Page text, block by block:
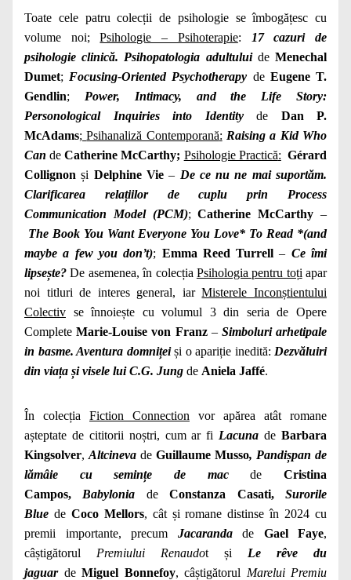
Toate cele patru colecții de psihologie se îmbogățesc cu
volume noi;Psihologie – Psihoterapie:
17 cazuri de
psihologie clinică. Psihopatologia adultuluideMenechal
Dumet; Focusing-Oriented Psychotherapy de Eugene T.
Gendlin; Power, Intimacy, and the Life Story:
Personological Inquiries into Identity de Dan P.
McAdams; Psihanaliză Contemporană: Raising a Kid Who
CandeCatherine McCarthy; Psihologie Practică: Gérard
Collignon și Delphine Vie– De ce nu ne mai suportăm.
Clarificarea relațiilor de cuplu prin Process
Communication Model (PCM);Catherine McCarthy –
The Book You Want Everyone You Love* To Read *(and
maybe a few you don’t); Emma Reed Turrell – Ce îmi
lipsește?De asemenea, în colecția Psihologia pentru toți apar
noi titluri de interes general, iarMisterele Inconștientului
Colectiv se înnoiește cu volumul 3 din seria de Opere
CompleteMarie-Louise von Franz– Simboluri arhetipale
in basme. Aventura domnițeiși o apariție inedită: Dezvăluiri
din viața și visele lui C.G. Jung de Aniela Jaffé.
În colecția Fiction Connection vor apărea atât romane
așteptate de cititorii noștri, cum ar fi Lacuna deBarbara
Kingsolver, Altcineva de Guillaume Musso, Pandișpan de
lămâie cu semințe de macdeCristina
Campos, Babylonia de Constanza Casati,Surorile
Blue de Coco Mellors, cât și romane distinse în 2024 cu
premii importante, precum Jacarandade Gael Faye,
câștigătorul Premiului Renaudot și Le rêve du
jaguar de Miguel Bonnefoy, câștigătorul Marelui Premiu